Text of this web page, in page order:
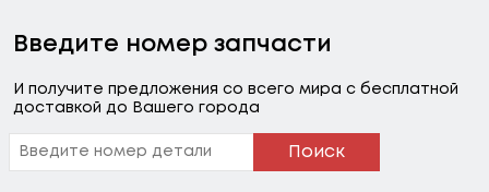
Введите номер запчасти
И получите предложения со всего мира с бесплатной
доставкой до Вашего города
Поиск